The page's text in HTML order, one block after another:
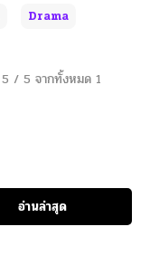
Drama
5 / 5 จากทั้งหมด 1
อ่านล่าสุด